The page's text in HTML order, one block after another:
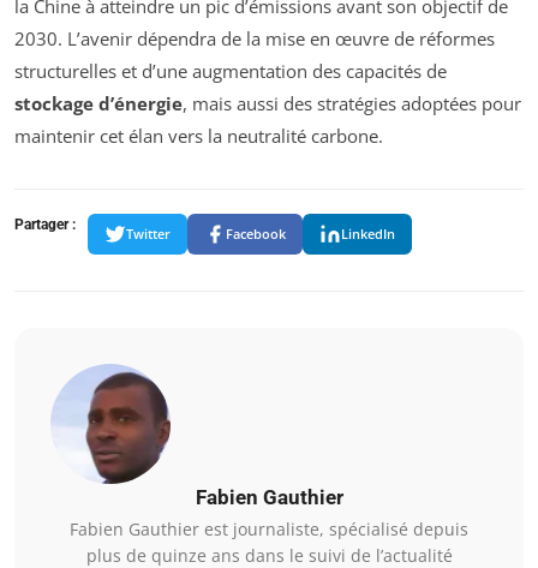
la Chine à atteindre un pic d’émissions avant son objectif de
2030. L’avenir dépendra de la mise en œuvre de réformes
structurelles et d’une augmentation des capacités de
stockage d’énergie, mais aussi des stratégies adoptées pour
maintenir cet élan vers la neutralité carbone.
Partager :
Twitter Facebook LinkedIn
Fabien Gauthier
Fabien Gauthier est journaliste, spécialisé depuis
plus de quinze ans dans le suivi de l’actualité